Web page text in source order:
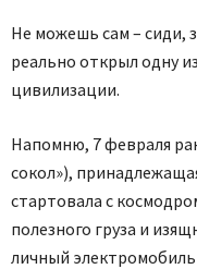
Не можешь сам – сиди,
реально открыл одну
цивилизации.
Напомню, 7 февраля
сокол»),
стартовала с
полезного груза и
личный